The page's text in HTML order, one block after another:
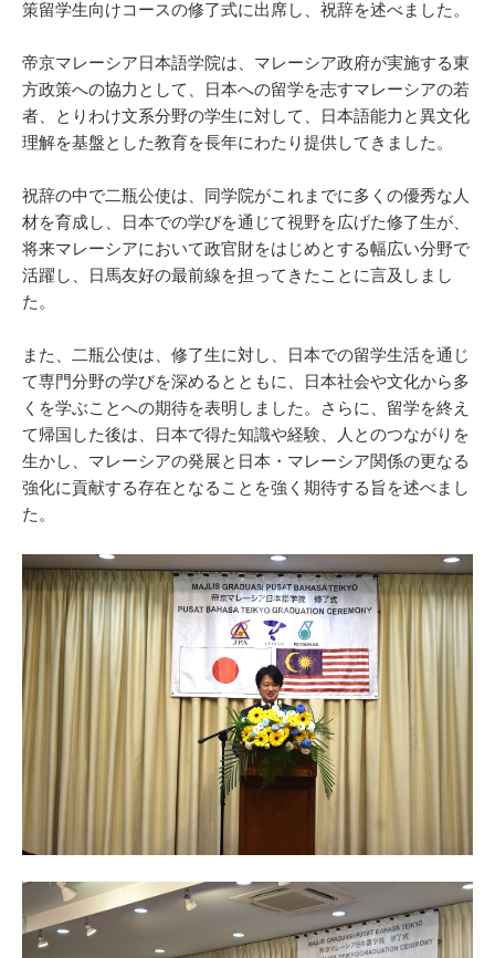
策留学生向けコースの修了式に出席し、祝辞を述べました。
帝京マレーシア日本語学院は、マレーシア政府が実施する東
方政策への協力として、日本への留学を志すマレーシアの若
者、とりわけ文系分野の学生に対して、日本語能力と異文化
理解を基盤とした教育を長年にわたり提供してきました。
祝辞の中で二瓶公使は、同学院がこれまでに多くの優秀な人
材を育成し、日本での学びを通じて視野を広げた修了生が、
将来マレーシアにおいて政官財をはじめとする幅広い分野で
活躍し、日馬友好の最前線を担ってきたことに言及しまし
た。
また、二瓶公使は、修了生に対し、日本での留学生活を通じ
て専門分野の学びを深めるとともに、日本社会や文化から多
くを学ぶことへの期待を表明しました。さらに、留学を終え
て帰国した後は、日本で得た知識や経験、人とのつながりを
生かし、マレーシアの発展と日本・マレーシア関係の更なる
強化に貢献する存在となることを強く期待する旨を述べまし
た。